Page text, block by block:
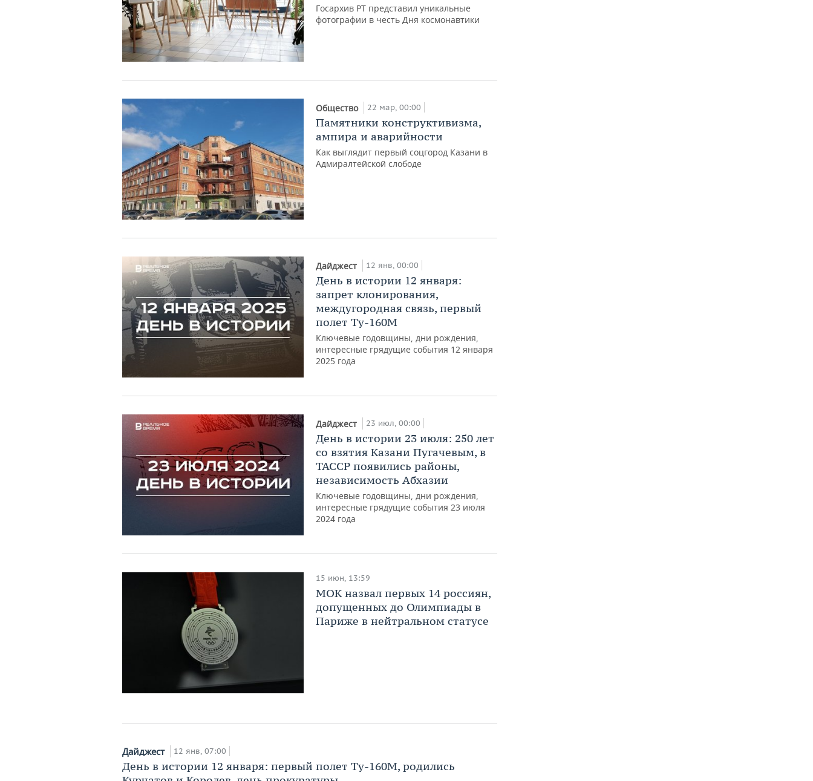
Госархив РТ представил уникальные
фотографии в честь Дня космонавтики
Общество 22 мар, 00:00
Памятники конструктивизма,
ампира и аварийности
Как выглядит первый соцгород Казани в
Адмиралтейской слободе
Дайджест 12 янв, 00:00
День в истории 12 января:
запрет клонирования,
междугородная связь, первый
полет Ту-160М
Ключевые годовщины, дни рождения,
интересные грядущие события 12 января
2025 года
Дайджест 23 июл, 00:00
День в истории 23 июля: 250 лет
со взятия Казани Пугачевым, в
ТАССР появились районы,
независимость Абхазии
Ключевые годовщины, дни рождения,
интересные грядущие события 23 июля
2024 года
15 июн, 13:59
МОК назвал первых 14 россиян,
допущенных до Олимпиады в
Париже в нейтральном статусе
Дайджест 12 янв, 07:00
День в истории 12 января: первый полет Ту-160М, родились